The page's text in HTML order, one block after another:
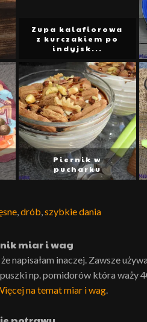
Zupa kalafiorowa
z kurczakiem po
indyjsk...
Piernik w
pucharku
drób szybkie dania
miar i wag
napisałam inaczej. Zawsze
np. pomidorów która waży
na temat miar i wag